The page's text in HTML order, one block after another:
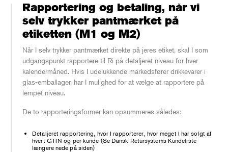
Rapportering og betaling, når vi
selv trykker pantmærket på
etiketten (M1 og M2)
Når I selv trykker pantmærket direkte på jeres etiket, skal I som
udgangspunkt rapportere til Ri på detaljeret niveau for hver
kalendermåned. Hvis I udelukkende markedsfører drikkevarer i
glas-emballager, har I mulighed for at vælge at rapportere på
lempet niveau.
De to rapporteringsformer kan opsummeres således:
Detaljeret rapportering, hvor I rapporterer, hvor meget I har solgt af
hvert GTIN og per kunde (Se Dansk Retursystems Kundeliste
længere nede på siden)